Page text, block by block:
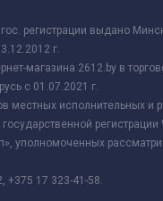
регистрации выдано
г.
магазина 2612.by в
с 01.07.2021 г.
местных исполнительных и
регистрации
уполномоченных
+375 17 323-41-58.